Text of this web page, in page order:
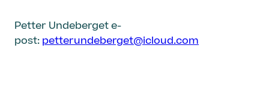
Petter Undeberget e-
post: petterundeberget@icloud.com